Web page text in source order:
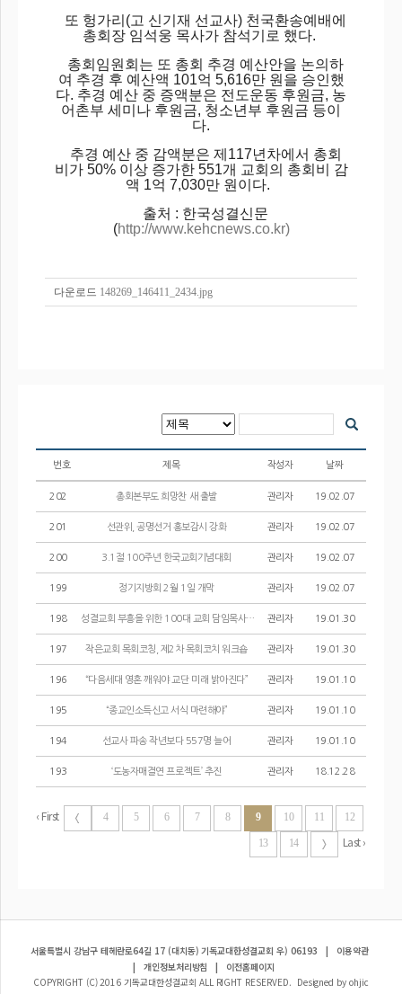
또 헝가리(고 신기재 선교사) 천국환송예배에
총회장 임석웅 목사가 참석기로 했다.
총회임원회는 또 총회 추경 예산안을 논의하
여 추경 후 예산액 101억 5,616만 원을 승인했
다. 추경 예산 중 증액분은 전도운동 후원금, 농
어촌부 세미나 후원금, 청소년부 후원금 등이
다.
추경 예산 중 감액분은 제117년차에서 총회
비가 50% 이상 증가한 551개 교회의 총회비 감
액 1억 7,030만 원이다.
출처 : 한국성결신문
(http://www.kehcnews.co.kr)
다운로드 148269_146411_2434.jpg
번호 제목 작성자 날짜
202 총회본부도 희망찬 새 출발 관리자 19.02.07
201 선관위, 공명선거 홍보감시 강화 관리자 19.02.07
200 3.1절 100주년 한국교회기념대회 관리자 19.02.07
199 정기지방회 2월 1일 개막 관리자 19.02.07
198 성결교회 부흥을 위한 100대 교회 담임목사 세미나 관리자 19.01.30
197 작은교회 목회코칭, 제2차 목회코치 워크숍 관리자 19.01.30
196 “다음세대 영혼 깨워야 교단 미래 밝아진다” 관리자 19.01.10
195 “종교인소득신고 서식 마련해야” 관리자 19.01.10
194 선교사 파송 작년보다 557명 늘어 관리자 19.01.10
193 ‘도농자매결연 프로젝트’ 추진 관리자 18.12.28
‹ First 4 5 6 7 8 9 10 11 12
13 14 Last ›
서울특별시 강남구 테헤란로64길 17 (대치동) 기독교대한성결교회 우) 06193 |
이용약관
|
개인정보처리방침 |
이전홈페이지
COPYRIGHT (C) 2016 기독교대한성결교회 ALL RIGHT RESERVED. Designed by ohjic